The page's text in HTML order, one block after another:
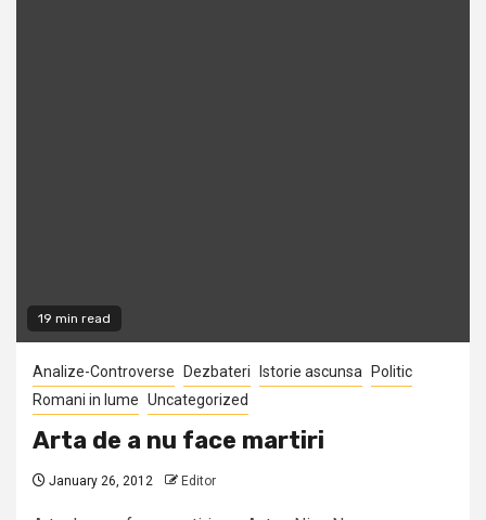
19 min read
Analize-Controverse Dezbateri Istorie ascunsa
Politic
Romani in lume Uncategorized
Arta de a nu face martiri
January 26, 2012 Editor